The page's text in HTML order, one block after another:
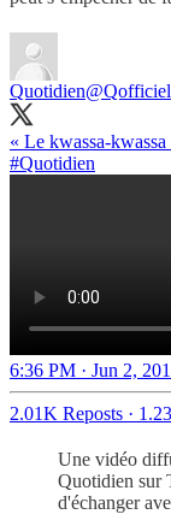
Quotidien@Qofficiel
« Le kwassa-
#Quotidien
6:36 PM · Jun 2,
2.01K Reposts ·
Une vidéo
Quotidien sur
d'échanger